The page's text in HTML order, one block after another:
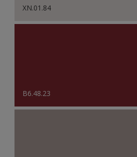
XN.01.84
B6.48.23